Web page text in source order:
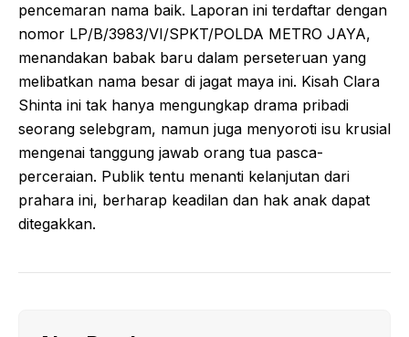
pencemaran nama baik. Laporan ini terdaftar dengan
nomor LP/B/3983/VI/SPKT/POLDA METRO JAYA,
menandakan babak baru dalam perseteruan yang
melibatkan nama besar di jagat maya ini. Kisah Clara
Shinta ini tak hanya mengungkap drama pribadi
seorang selebgram, namun juga menyoroti isu krusial
mengenai tanggung jawab orang tua pasca-
perceraian. Publik tentu menanti kelanjutan dari
prahara ini, berharap keadilan dan hak anak dapat
ditegakkan.